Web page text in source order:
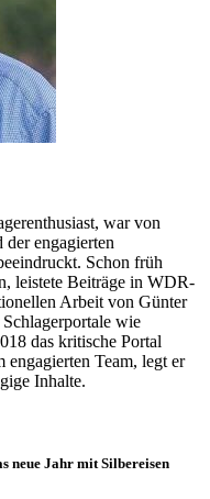
war von
engagierten
Schon früh
leistete Beiträge in WDR-
Arbeit von Günter
wie
das kritische Portal
engagierten Team, legt er
Inhalte.
neue Jahr mit Silbereisen